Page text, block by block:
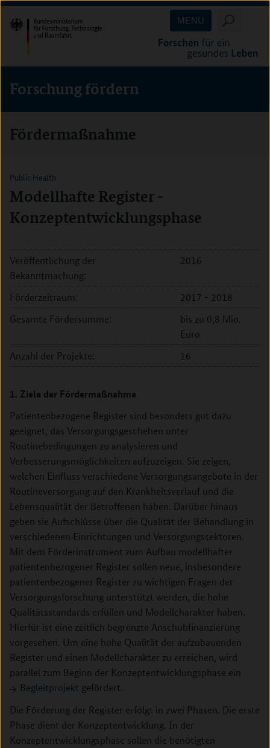
Direkt
zum
Inhalt
(Eingabetaste)
Direkt
zum
Hauptmenu
(Eingabetaste)
Direkt
zur
Suche
(Eingabetaste)
MENU
Forschung fördern
Fördermaßnahme
Public Health
Modellhafte Register -
Konzeptentwicklungsphase
Veröffentlichung der
Bekanntmachung:
2016
Förderzeitraum:
2017 - 2018
Gesamte Fördersumme:
bis zu 0,8 Mio.
Euro
Anzahl der Projekte:
16
1. Ziele der Fördermaßnahme
Patientenbezogene Register sind besonders gut dazu
geeignet, das Versorgungsgeschehen unter
Routinebedingungen zu analysieren und
Verbesserungsmöglichkeiten aufzuzeigen. Sie zeigen,
welchen Einfluss verschiedene Versorgungsangebote in der
Routineversorgung auf den Krankheitsverlauf und die
Lebensqualität der Betroffenen haben. Darüber hinaus
geben sie Aufschlüsse über die Qualität der Behandlung in
verschiedenen Einrichtungen und Versorgungssektoren.
Mit dem Förderinstrument zum Aufbau modellhafter
patientenbezogener Register sollen neue, insbesondere
patientenbezogener Register zu wichtigen Fragen der
Versorgungsforschung unterstützt werden, die hohe
Qualitätsstandards erfüllen und Modellcharakter haben.
Hierfür ist eine zeitlich begrenzte Anschubfinanzierung
vorgesehen. Um eine hohe Qualität der aufzubauenden
Register und einen Modellcharakter zu erreichen, wird
parallel zum Beginn der Konzeptentwicklungsphase ein
Begleitprojekt gefördert.
Die Förderung der Register erfolgt in zwei Phasen. Die erste
Phase dient der Konzeptentwicklung. In der
Konzeptentwicklungsphase sollen die benötigten